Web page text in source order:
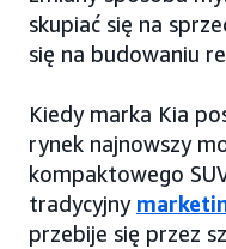
skupiać się na
się na budowaniu
Kiedy marka Kia
rynek najnowszy
kompaktowego
tradycyjny
przebije się przez